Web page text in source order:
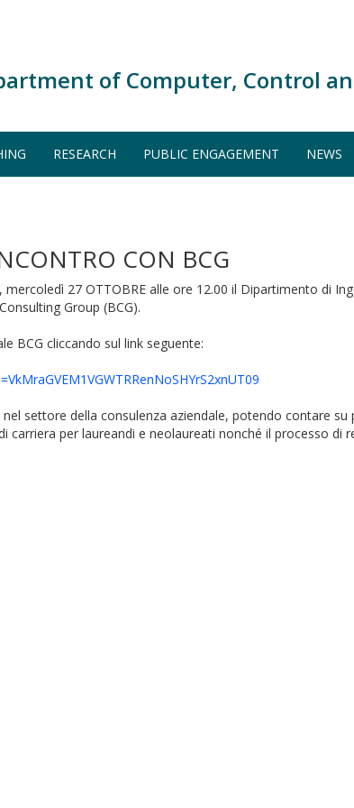
of Computer, Control
RESEARCH PUBLIC ENGAGEMENT NEWS
CON BCG
27 OTTOBRE alle ore 12.00 il Dipartimento di
Group (BCG).
BCG cliccando sul link seguente:
settore della consulenza aziendale, potendo contare
per laureandi e neolaureati nonché il processo di